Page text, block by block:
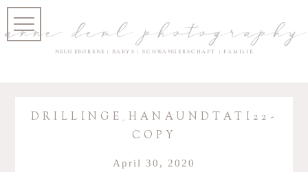
NEUGEBORENE | BABYS | SCHWANGERSCHAFT | FAMILIE
anne deml photography
DRIL­LIN­GE_HA­NAUN­D­TA­TI22-
COPY
April 30, 2020